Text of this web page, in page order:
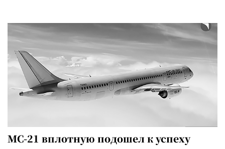
МС-21 вплотную подошел к успеху